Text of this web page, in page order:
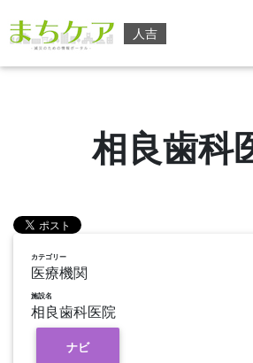
人吉
相良歯科
カテゴリー
医療機関
施設名
相良歯科医院
ナビ